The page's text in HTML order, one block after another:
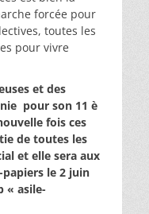
forcée pour
toutes les
pour vivre
et des
pour son 11 è
fois ces
de toutes les
et elle sera aux
le 2 juin
« asile-